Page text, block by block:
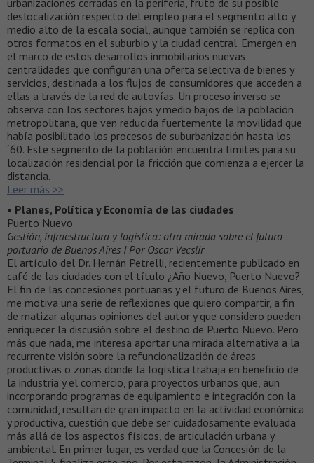
urbanizaciones cerradas en la periferia, fruto de su posible
deslocalización respecto del empleo para el segmento alto y
medio alto de la escala social, aunque también se replica con
otros formatos en el suburbio y la ciudad central. Emergen en
el marco de estos desarrollos inmobiliarios nuevas
centralidades que configuran una oferta selectiva de bienes y
servicios, destinada a los flujos de consumidores que acceden a
ellas a través de la red de autovías. Un proceso inverso se
observa con los sectores bajos y medio bajos de la población
metropolitana, que ven reducida fuertemente la movilidad que
había posibilitado los procesos de suburbanización hasta los
´60. Este segmento de la población encuentra límites para su
localización residencial por la fricción que comienza a ejercer la
distancia.
Leer más >>
• Planes, Política y Economía de las ciudades
Puerto Nuevo
Gestión, infraestructura y logística: otra mirada sobre el futuro
portuario de Buenos Aires I Por Oscar Vecslir
El artículo del Dr. Hernán Petrelli, recientemente publicado en
café de las ciudades con el título ¿Año Nuevo, Puerto Nuevo?
El fin de las concesiones portuarias y el futuro de Buenos Aires,
me motiva una serie de reflexiones que quiero compartir, a fin
de matizar algunas opiniones del autor y que considero pueden
enriquecer la discusión sobre el destino de Puerto Nuevo. Pero
más que nada, me interesa aportar una mirada alternativa a la
recurrente visión sobre la refuncionalización de áreas
productivas o zonas donde la logística trabaja en beneficio de
la industria y el comercio, para proyectos urbanos que, aun
incorporando programas de equipamiento e integración con la
comunidad, resultan de gran impacto en la actividad económica
y productiva, cuestión que debe ser cuidadosamente evaluada
más allá de los aspectos físicos, de articulación urbana y
ambiental. En primer lugar, es verdad que la Concesión de la